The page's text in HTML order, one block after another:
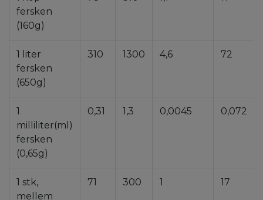
fersken
(160g)
1 liter
fersken
(650g)
310 1300 4,6 72
1
milliliter(ml)
fersken
(0,65g)
0,31 1,3 0,0045 0,072
1 stk,
mellem
71 300 1 17